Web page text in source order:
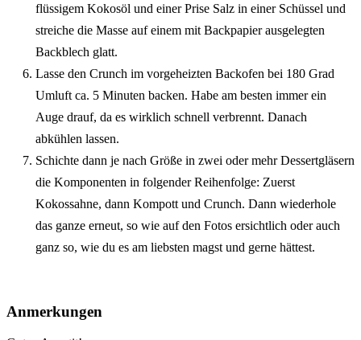
flüssigem Kokosöl und einer Prise Salz in einer Schüssel und
streiche die Masse auf einem mit Backpapier ausgelegten
Backblech glatt.
Lasse den Crunch im vorgeheizten Backofen bei 180 Grad
Umluft ca. 5 Minuten backen. Habe am besten immer ein
Auge drauf, da es wirklich schnell verbrennt. Danach
abkühlen lassen.
Schichte dann je nach Größe in zwei oder mehr Dessertgläsern
die Komponenten in folgender Reihenfolge: Zuerst
Kokossahne, dann Kompott und Crunch. Dann wiederhole
das ganze erneut, so wie auf den Fotos ersichtlich oder auch
ganz so, wie du es am liebsten magst und gerne hättest.
Anmerkungen